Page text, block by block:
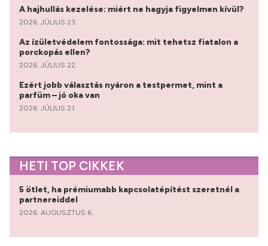
A hajhullás kezelése: miért ne hagyja figyelmen kívül?
2026. JÚLIUS 23.
Az ízületvédelem fontossága: mit tehetsz fiatalon a
porckopás ellen?
2026. JÚLIUS 22.
Ezért jobb választás nyáron a testpermet, mint a
parfüm – jó oka van
2026. JÚLIUS 21.
HETI TOP CIKKEK
5 ötlet, ha prémiumabb kapcsolatépítést szeretnél a
partnereiddel
2026. AUGUSZTUS 6.